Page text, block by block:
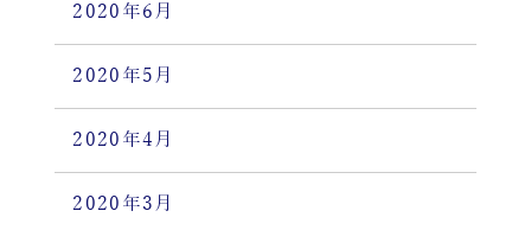
2020年6月
2020年5月
2020年4月
2020年3月